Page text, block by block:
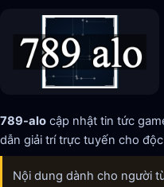
789-alo cập nhật tin tức
dẫn giải trí trực tuyến cho
Nội dung dành cho người